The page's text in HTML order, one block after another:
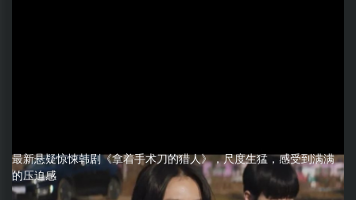
最新悬疑惊悚韩剧《拿着手术刀的猎人》，尺度生猛，感受到满满
的压迫感